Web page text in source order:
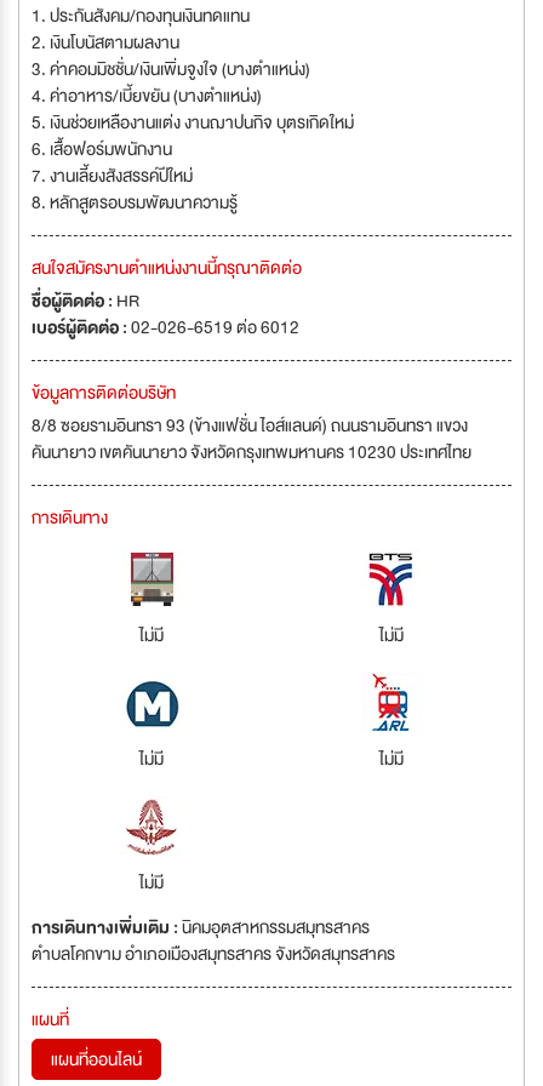
1. ประกันสังคม/กองทุนเงินทดแทน
2. เงินโบนัสตามผลงาน
3. ค่าคอมมิชชั่น/เงินเพิ่มจูงใจ (บางตำแหน่ง)
4. ค่าอาหาร/เบี้ยขยัน (บางตำแหน่ง)
5. เงินช่วยเหลืองานแต่ง งานฌาปนกิจ บุตรเกิดใหม่
6. เสื้อฟอร์มพนักงาน
7. งานเลี้ยงสังสรรค์ปีใหม่
8. หลักสูตรอบรมพัฒนาความรู้
สนใจสมัครงานตำแหน่งงานนี้กรุณาติดต่อ
ชื่อผู้ติดต่อ : HR
เบอร์ผู้ติดต่อ :02-026-6519 ต่อ 6012
ข้อมูลการติดต่อบริษัท
8/8 ซอยรามอินทรา 93 (ข้างแฟชั่น ไอส์แลนด์) ถนนรามอินทรา แขวง
คันนายาว เขตคันนายาว จังหวัดกรุงเทพมหานคร 10230 ประเทศไทย
การเดินทาง
ไม่มี ไม่มี
ไม่มี ไม่มี
ไม่มี
การเดินทางเพิ่มเติม :นิคมอุตสาหกรรมสมุทรสาคร
ตำบลโคกขาม อำเภอเมืองสมุทรสาคร จังหวัดสมุทรสาคร
แผนที่
แผนที่ออนไลน์